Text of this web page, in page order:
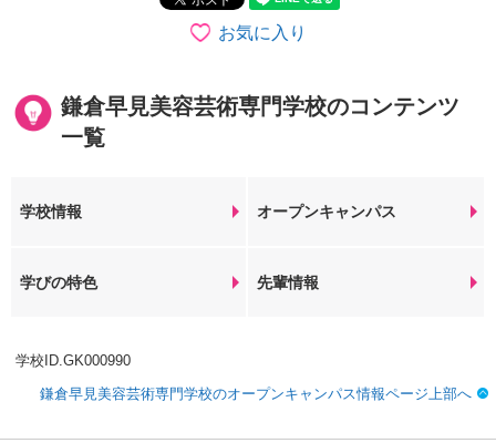
お気に入り
鎌倉早見美容芸術専門学校のコンテンツ
一覧
学校情報 オープンキャンパス
学びの特色 先輩情報
学校ID.GK000990
鎌倉早見美容芸術専門学校のオープンキャンパス情報ページ上部へ